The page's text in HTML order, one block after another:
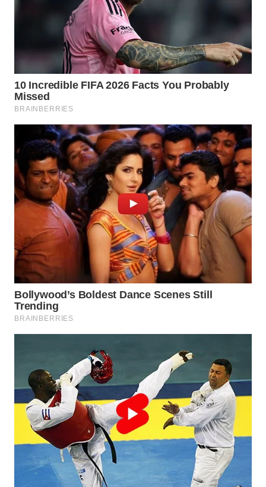
LABUANBAJO
WN
BORNEO
Media
Group
WAHANA
NEWS
WAHANA
TANI
WAHANA
ADVOKAT
WAHANA
KONSUMEN
WAHANA
LISTRIK
WAHANA
TRAVEL